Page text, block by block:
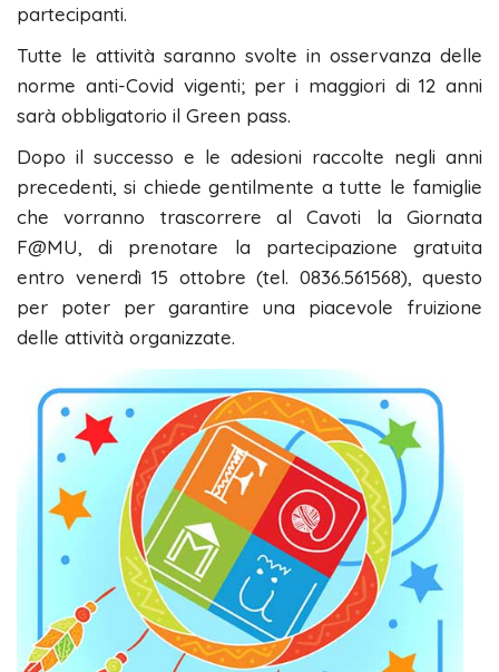
partecipanti.
Tutte le attività saranno svolte in osservanza delle
norme anti-Covid vigenti; per i maggiori di 12 anni
sarà obbligatorio il Green pass.
Dopo il successo e le adesioni raccolte negli anni
precedenti, si chiede gentilmente a tutte le famiglie
che vorranno trascorrere al Cavoti la Giornata
F@MU, di prenotare la partecipazione gratuita
entro venerdì 15 ottobre (tel. 0836.561568), questo
per poter per garantire una piacevole fruizione
delle attività organizzate.